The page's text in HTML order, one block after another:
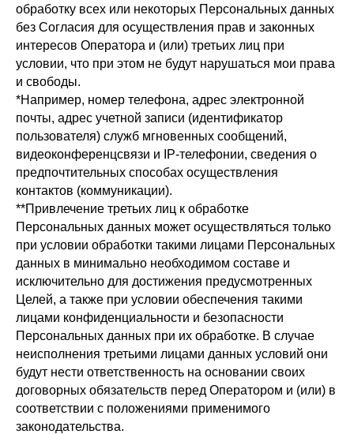
обработку всех или некоторых Персональных данных
без Согласия для осуществления прав и законных
интересов Оператора и (или) третьих лиц при
условии, что при этом не будут нарушаться мои права
и свободы.
*Например, номер телефона, адрес электронной
почты, адрес учетной записи (идентификатор
пользователя) служб мгновенных сообщений,
видеоконференцсвязи и IP-телефонии, сведения о
предпочтительных способах осуществления
контактов (коммуникации).
**Привлечение третьих лиц к обработке
Персональных данных может осуществляться только
при условии обработки такими лицами Персональных
данных в минимально необходимом составе и
исключительно для достижения предусмотренных
Целей, а также при условии обеспечения такими
лицами конфиденциальности и безопасности
Персональных данных при их обработке. В случае
неисполнения третьими лицами данных условий они
будут нести ответственность на основании своих
договорных обязательств перед Оператором и (или) в
соответствии с положениями применимого
законодательства.